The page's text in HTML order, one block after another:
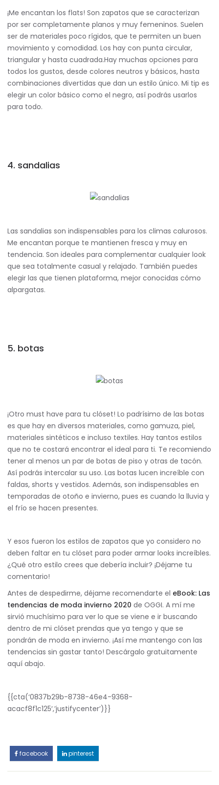
¡Me encantan los flats! Son zapatos que se caracterizan
por ser completamente planos y muy femeninos. Suelen
ser de materiales poco rígidos, que te permiten un buen
movimiento y comodidad. Los hay con punta circular,
triangular y hasta cuadrada.Hay muchas opciones para
todos los gustos, desde colores neutros y básicos, hasta
combinaciones divertidas que dan un estilo único. Mi tip es
elegir un color básico como el negro, así podrás usarlos
para todo.
4. sandalias
Las sandalias son indispensables para los climas calurosos.
Me encantan porque te mantienen fresca y muy en
tendencia. Son ideales para complementar cualquier look
que sea totalmente casual y relajado. También puedes
elegir las que tienen plataforma, mejor conocidas cómo
alpargatas.
5. botas
¡Otro must have para tu clóset! Lo padrísimo de las botas
es que hay en diversos materiales, como gamuza, piel,
materiales sintéticos e incluso textiles. Hay tantos estilos
que no te costará encontrar el ideal para ti. Te recomiendo
tener al menos un par de botas de piso y otras de tacón.
Así podrás intercalar su uso. Las botas lucen increíble con
faldas, shorts y vestidos. Además, son indispensables en
temporadas de otoño e invierno, pues es cuando la lluvia y
el frío se hacen presentes.
Y esos fueron los estilos de zapatos que yo considero no
deben faltar en tu clóset para poder armar looks increíbles.
¿Qué otro estilo crees que debería incluir? ¡Déjame tu
comentario!
Antes de despedirme, déjame recomendarte el eBook: Las
tendencias de moda invierno 2020 de OGGI. A mí me
sirvió muchísimo para ver lo que se viene e ir buscando
dentro de mi clóset prendas que ya tengo y que se
pondrán de moda en invierno. ¡Así me mantengo con las
tendencias sin gastar tanto! Descárgalo gratuitamente
aquí abajo.
{{cta(‘0837b29b-8738-46e4-9368-
acacf8f1c125′,’justifycenter’)}}
facebook pinterest